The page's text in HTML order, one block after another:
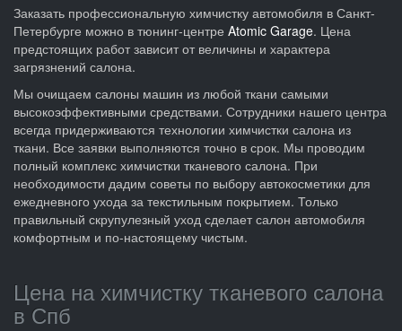
Заказать профессиональную химчистку автомобиля в Санкт-
Петербурге можно в тюнинг-центре Atomic Garage. Цена
предстоящих работ зависит от величины и характера
загрязнений салона.
Мы очищаем салоны машин из любой ткани самыми
высокоэффективными средствами. Сотрудники нашего центра
всегда придерживаются технологии химчистки салона из
ткани. Все заявки выполняются точно в срок. Мы проводим
полный комплекс химчистки тканевого салона. При
необходимости дадим советы по выбору автокосметики для
ежедневного ухода за текстильным покрытием. Только
правильный скрупулезный уход сделает салон автомобиля
комфортным и по-настоящему чистым.
Цена на химчистку тканевого салона
в Спб